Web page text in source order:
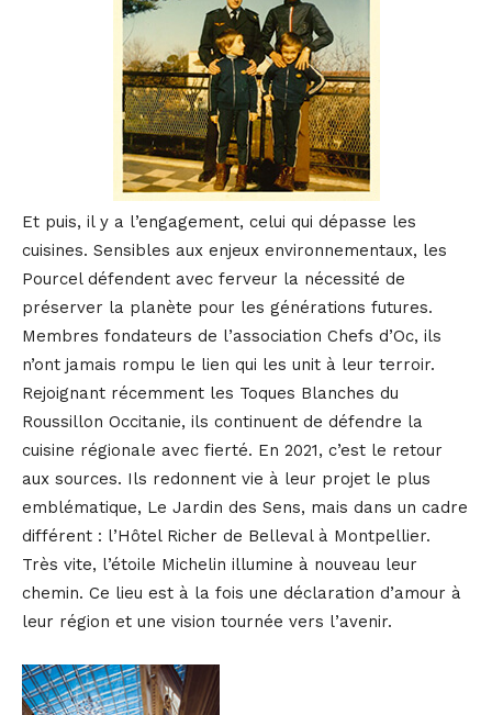
Et puis, il y a l’engagement, celui qui dépasse les
cuisines. Sensibles aux enjeux environnementaux, les
Pourcel défendent avec ferveur la nécessité de
préserver la planète pour les générations futures.
Membres fondateurs de l’association Chefs d’Oc, ils
n’ont jamais rompu le lien qui les unit à leur terroir.
Rejoignant récemment les Toques Blanches du
Roussillon Occitanie, ils continuent de défendre la
cuisine régionale avec fierté. En 2021, c’est le retour
aux sources. Ils redonnent vie à leur projet le plus
emblématique, Le Jardin des Sens, mais dans un cadre
différent : l’Hôtel Richer de Belleval à Montpellier.
Très vite, l’étoile Michelin illumine à nouveau leur
chemin. Ce lieu est à la fois une déclaration d’amour à
leur région et une vision tournée vers l’avenir.